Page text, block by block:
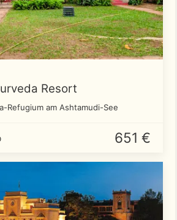
Resort
Refugium am Ashtamudi-See
651 €